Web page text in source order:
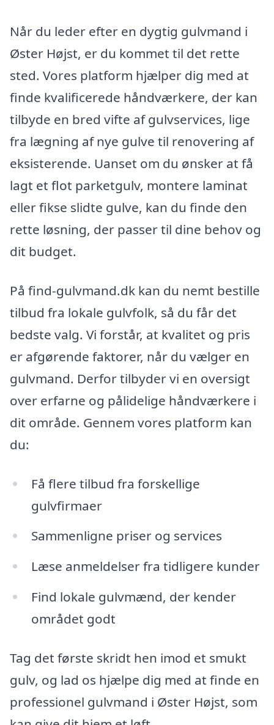
Når du leder efter en dygtig gulvmand i
Øster Højst, er du kommet til det rette
sted. Vores platform hjælper dig med at
finde kvalificerede håndværkere, der kan
tilbyde en bred vifte af gulvservices, lige
fra lægning af nye gulve til renovering af
eksisterende. Uanset om du ønsker at få
lagt et flot parketgulv, montere laminat
eller fikse slidte gulve, kan du finde den
rette løsning, der passer til dine behov og
dit budget.
På find-gulvmand.dk kan du nemt bestille
tilbud fra lokale gulvfolk, så du får det
bedste valg. Vi forstår, at kvalitet og pris
er afgørende faktorer, når du vælger en
gulvmand. Derfor tilbyder vi en oversigt
over erfarne og pålidelige håndværkere i
dit område. Gennem vores platform kan
du:
Få flere tilbud fra forskellige
gulvfirmaer
Sammenligne priser og services
Læse anmeldelser fra tidligere kunder
Find lokale gulvmænd, der kender
området godt
Tag det første skridt hen imod et smukt
gulv, og lad os hjælpe dig med at finde en
professionel gulvmand i Øster Højst, som